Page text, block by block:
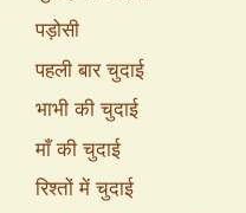
पड़ोसी
पहली बार चुदाई
भाभी की चुदाई
माँ की चुदाई
रिश्तों में चुदाई